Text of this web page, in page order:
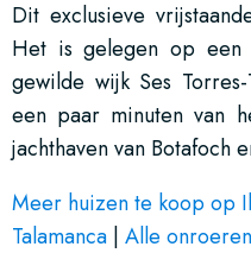
Dit exclusieve
Het is gelegen op
gewilde wijk Ses
een paar minuten van
jachthaven van Botafoch
Meer huizen te koop op
Talamanca | Alle